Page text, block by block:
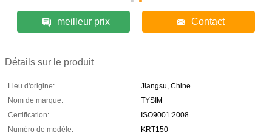
meilleur prix Contact
Détails sur le produit
Lieu d'origine:
Jiangsu, Chine
Nom de marque:
TYSIM
Certification:
ISO9001:2008
Numéro de modèle:
KRT150